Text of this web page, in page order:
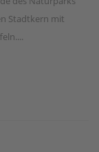
Stadtkern mit